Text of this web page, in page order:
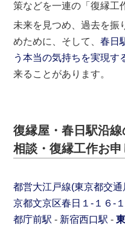
策などを一連の「復縁工
未来を見つめ、過去を振
めために、そして、春日
う本当の気持ちを実現す
来ることがあります。
復縁屋・春日駅沿
相談・復縁工作お申
都営大江戸線(東京都交
京都文京区春日１-１６-
都庁前駅 - 新宿西口駅 -